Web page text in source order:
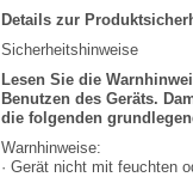
Details zur
Sicherheitshinweise
Lesen Sie die
Benutzen des Geräts.
die folgenden
Warnhinweise:
· Gerät nicht mit feuchten